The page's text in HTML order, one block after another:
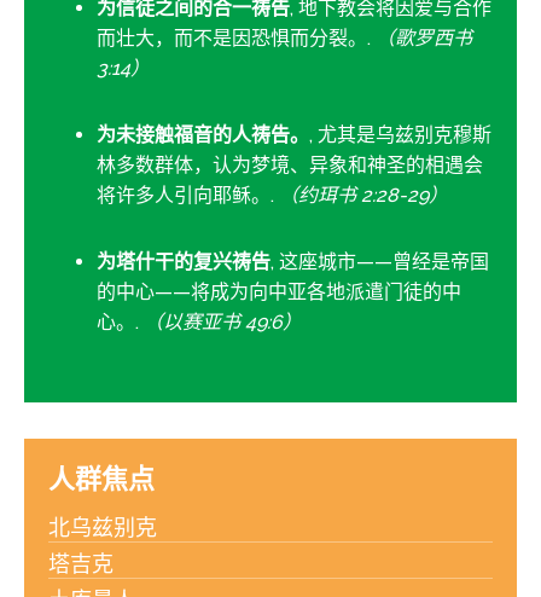
为信徒之间的合一祷告, 地下教会将因爱与合作
而壮大，而不是因恐惧而分裂。.
（歌罗西书
3:14）
为未接触福音的人祷告。 , 尤其是乌兹别克穆斯
林多数群体，认为梦境、异象和神圣的相遇会
将许多人引向耶稣。.
（约珥书 2:28-29）
为塔什干的复兴祷告, 这座城市——曾经是帝国
的中心——将成为向中亚各地派遣门徒的中
心。.
（以赛亚书 49:6）
人群焦点
北乌兹别克
塔吉克